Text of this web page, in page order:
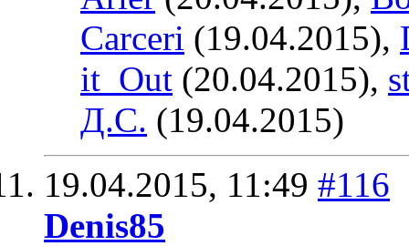
Carceri (19.04.2015),
it_Out (20.04.2015),
Д.С. (19.04.2015)
19.04.2015, 11:49 #116
Denis85